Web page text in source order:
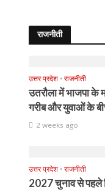
राजनीती
उत्तर प्रदेश • राजनीती
उतरौला में भाजपा के
गरीब और युवाओं के
2 weeks ago
उत्तर प्रदेश • राजनीती
2027 चुनाव से पहले